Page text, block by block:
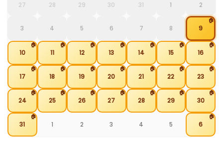
27 28 29 30 31 1 2
3 4 5 6 7 8 9
🏠
10
🏠
11
🏠
12
🏠
13
🏠
14
🏠
15
🏠
16
🏠
17
🏠
18
🏠
19
🏠
20
🏠
21
🏠
22
🏠
23
🏠
24
🏠
25
🏠
26
🏠
27
🏠
28
🏠
29
🏠
30
🏠
31
🏠
1 2 3 4 5 6
🏠